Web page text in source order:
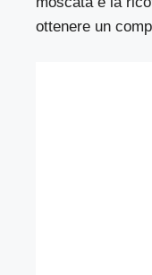
ottenere un